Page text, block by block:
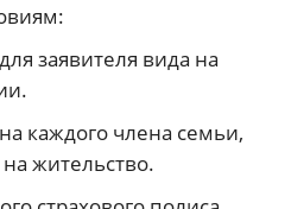
заявителя вида на
каждого члена семьи,
жительство.